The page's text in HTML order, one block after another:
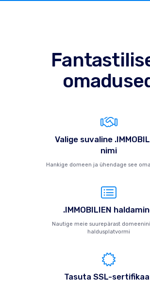
Valige suvaline
nimi
Hankige domeen ja ühendage see
.IMMOBILIEN
Nautige meie suurepärast
haldusplatvormi
Tasuta SSL-